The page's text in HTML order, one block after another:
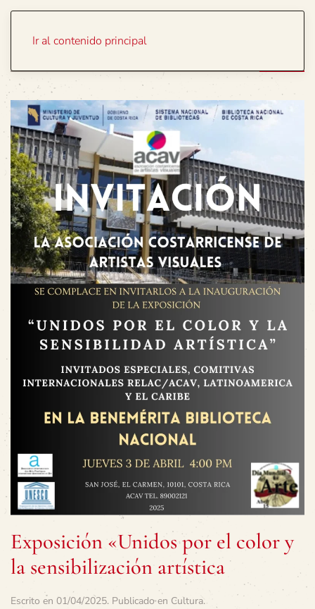
Ir al contenido principal
Exposición «Unidos por el color y
la sensibilización artística
Escrito en 01/04/2025. Publicado en Cultura.